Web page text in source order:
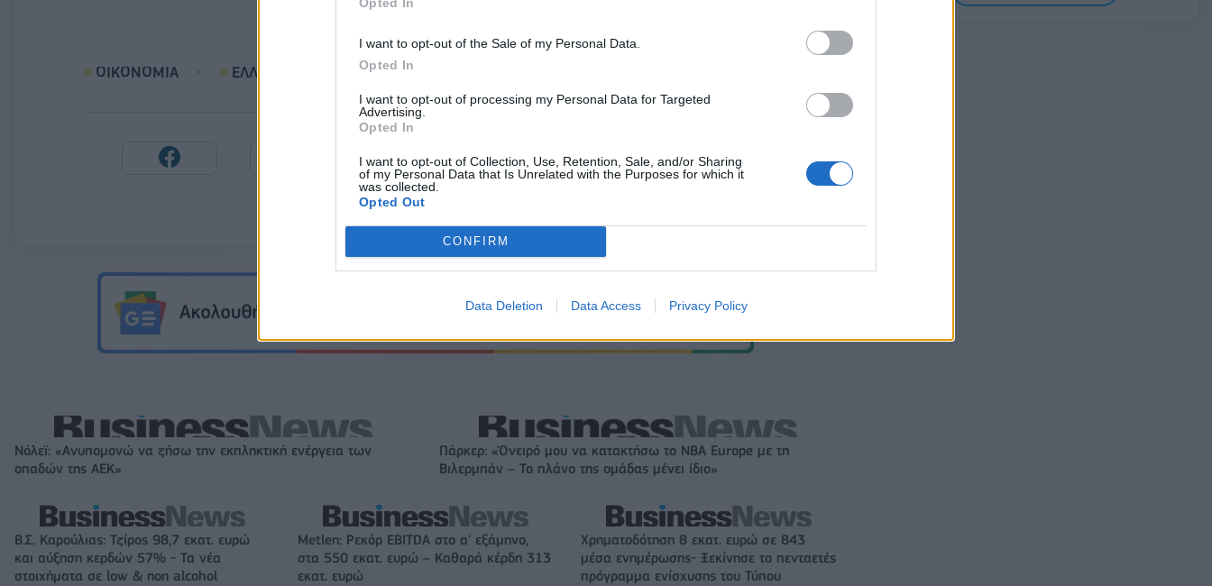
I want to opt-out of the Sale of my Personal Data.
Opted In
I want to opt-out of processing my Personal Data for Targeted
Advertising.
Opted In
I want to opt-out of Collection, Use, Retention, Sale, and/or Sharing
of my Personal Data that Is Unrelated with the Purposes for which it
was collected.
Opted Out
CONFIRM
Data Deletion Data Access Privacy Policy
ΟΙΚΟΝΟΜΙΑ ΕΛΛΗΝΙΚΗ ΕΠΙΧΕΙΡΗΜΑΤΙΚΟΤΗΤΑ
Νόλεϊ: «Ανυπομονώ να ζήσω την εκπληκτική ενέργεια των
οπαδών της ΑΕΚ»
Πάρκερ: «Όνειρό μου να κατακτήσω το ΝΒΑ Europe με τη
Βιλερμπάν – Το πλάνο της ομάδας μένει ίδιο»
Β.Σ. Καρούλιας: Τζίρος 98,7 εκατ. ευρώ
και αύξηση κερδών 57% - Τα νέα
στοιχήματα σε low & non alcohol
Metlen: Ρεκόρ EBITDA στο α' εξάμηνο,
στα 550 εκατ. ευρώ – Καθαρά κέρδη 313
εκατ. ευρώ
Χρηματοδότηση 8 εκατ. ευρώ σε 843
μέσα ενημέρωσης- Ξεκίνησε το πενταετές
πρόγραμμα ενίσχυσης του Τύπου